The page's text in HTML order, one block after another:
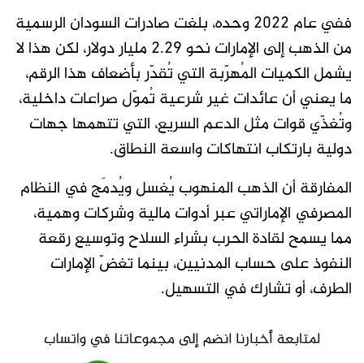
ففي عام 2022 وحده، بلغت صادرات السودان الرسمية
من الذهب إلى الإمارات نحو 2.29 مليار دولار، لكن هذا لا
يشمل الكميات المُهرّبة التي تُقدّر بأضعاف هذا الرقم،
ما يعني أن عائدات غير شرعية تُموّل صراعات داخلية،
وتُغذّي قوات مثل الدعم السريع، التي تتهمها جهات
دولية بارتكاب انتهاكات واسعة النطاق.
المفارقة أن الذهب المنهوب يُغسل ويُدمَج في النظام
المصرفي الإماراتي عبر أدوات مالية وشركات وهمية،
مما يسمح لقادة الحرب بشراء السلاح وتوسيع رقعة
النفوذ على حساب المدنيين، بينما تغضّ الإمارات
الطرف، أو تشارك في التسهيل.